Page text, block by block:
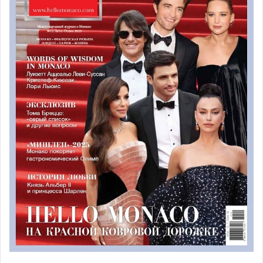
Vollmond Пины Бауш
К концу года, для поддержания праздничного
настроения, Жан-Кристоф Майо представит публике
собственную версию Щелкунчика вместе с труппой
Casse Noisette, состоящей из танцоров балета Монте-
Карло и студентов из Академии танца Принцессы Грейс.